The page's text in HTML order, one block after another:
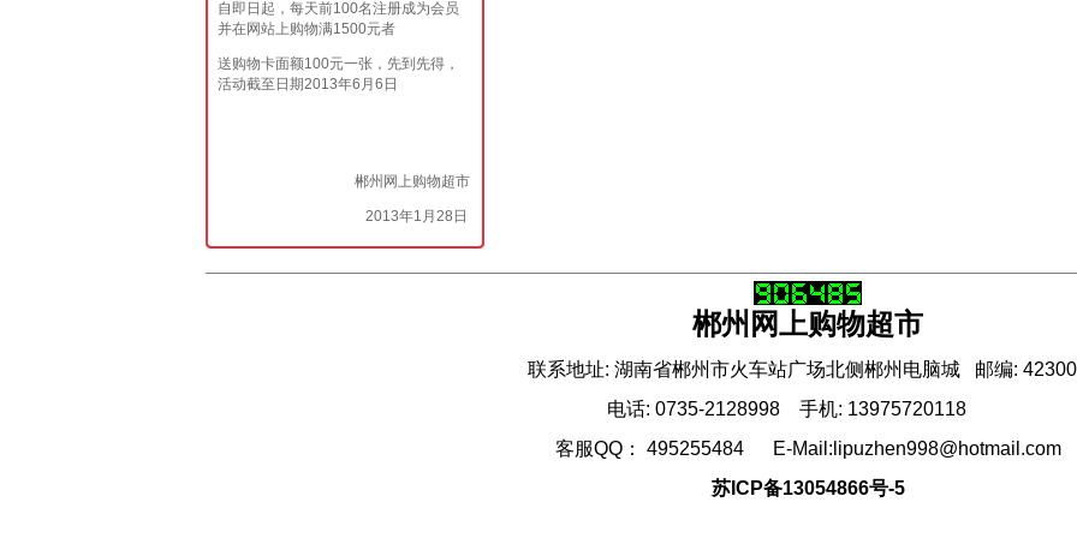
自即日起，每天前100名注册成为会员
并在网站上购物满1500元者
送购物卡面额100元一张，先到先得，
活动截至日期2013年6月6日
郴州网上购物超市
2013年1月28日
郴州网上购物超市
联系地址: 湖南省郴州市火车站广场北侧郴州电脑城 邮编:
电话: 0735-2128998 手机: 13975720118
客服QQ： 495255484 E-Mail:lipuzhen998@hotmail.com
苏ICP备13054866号-5